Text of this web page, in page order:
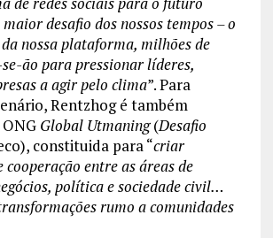
desafio dos nossos tempos – o
nossa plataforma, milhões de
ão para pressionar líderes,
a agir pelo clima”. Para
Rentzhog é também
Global Utmaning(Desafio
constituida para “criar
entre as áreas de
política e sociedade civil…
rumo a comunidades